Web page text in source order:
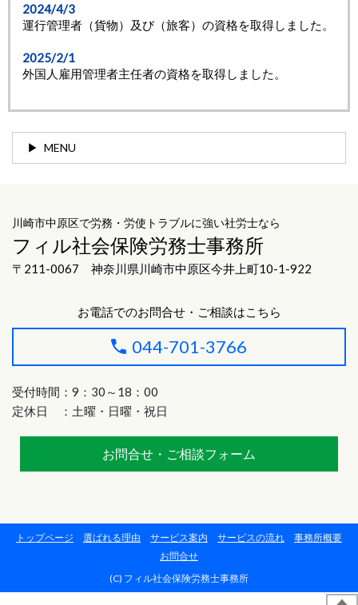
2024/4/3
運行管理者（貨物）及び（旅客）の資格を取得しました。
2025/2/1
外国人雇用管理者主任者の資格を取得しました。
MENU
川崎市中原区で労務・労使トラブルに強い社労士なら
フィル社会保険労務士事務所
〒211-0067 神奈川県川崎市中原区今井上町10-1-922
お電話でのお問合せ・ご相談はこちら
044-701-3766
受付時間：9：30～18：00
定休日 ：土曜・日曜・祝日
お問合せ・ご相談フォーム
(C) フィル社会保険労務士事務所
トップページ 選ばれる理由 サービス案内 サービスの流れ
事務所概要
お問合せ